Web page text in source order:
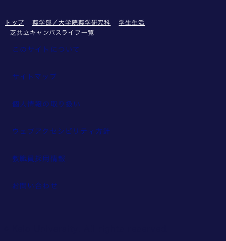
トップ 薬学部／大学院薬学研究科
学生生活
芝共立キャンパスライフ一覧
このサイトについて
サイトマップ
個人情報の取り扱い
ウェブアクセシビリティ方針
教職員採用情報
お問い合わせ